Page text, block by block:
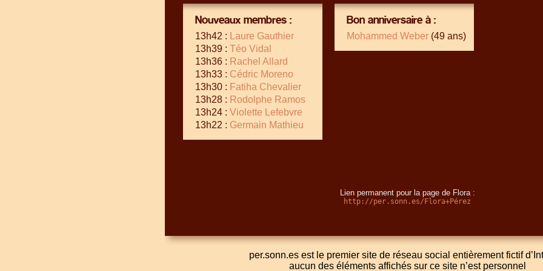
Nouveaux membres :
13h42 :
Laure Gauthier
13h39 : Téo Vidal
13h36 : Rachel Allard
13h33 : Cédric Moreno
13h30 : Fatiha Chevalier
13h28 : Rodolphe Ramos
13h24 : Violette Lefebvre
13h22 : Germain Mathieu
Bon anniversaire à :
Mohammed Weber (49 ans)
Lien permanent pour la page de Flora :
http://per.sonn.es/Flora+Pérez
per.sonn.es est le premier site de réseau social entièrement fictif
aucun des éléments affichés sur ce site n’est personnel